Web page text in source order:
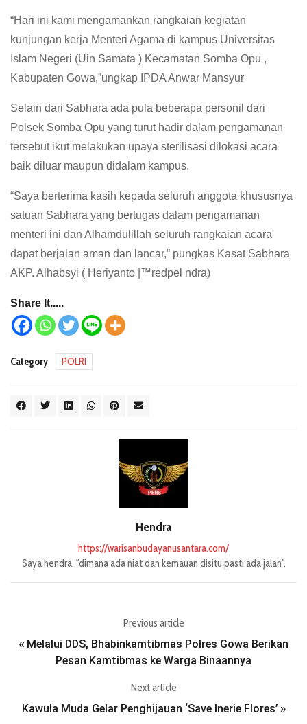
“Hari ini kami mengamankan rangkaian kegiatan
kunjungan kerja Menteri Agama di kampus Universitas
Islam Negeri (Uin Samata ) Kecamatan Somba Opu ,
Kabupaten Gowa,”ungkap IPDA Anwar Mansyur
Selain dari Sabhara ada pula beberapa personil dari
Polsek Somba Opu yang turut hadir dalam pengamanan
tersebut ikut melakukan upaya sterilisasi dilokasi acara
baik diluar maupun didalam kampus.
“Saya berterima kasih kepada seluruh anggota khususnya
satuan Sabhara yang bertugas dalam pengamanan
menteri ini dan Alhamdulillah seluruh rangkaian acara
dapat berjalan aman dan lancar,” pungkas Kasat Sabhara
AKP. Alhabsyi ( Heriyanto |™redpel ndra)
Share It.....
Category POLRI
Hendra
https://warisanbudayanusantara.com/
Saya hendra, "dimana ada niat dan kemauan disitu pasti ada jalan".
Previous article
« Melalui DDS, Bhabinkamtibmas Polres Gowa Berikan
Pesan Kamtibmas ke Warga Binaannya
Next article
Kawula Muda Gelar Penghijauan ‘Save Inerie Flores’ »